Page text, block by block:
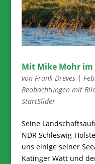
Mit Mike Mohr
von Frank Dreves|
Beobachtungen mit
StartSlider
Seine
NDR Schleswig-
uns einige seiner
Katinger Watt und